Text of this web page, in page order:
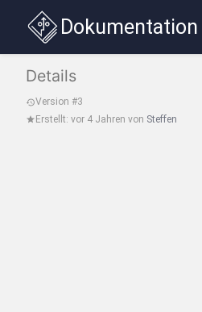
Dokumentation
Details
Version #3
Erstellt: vor 4 Jahren von Steffen